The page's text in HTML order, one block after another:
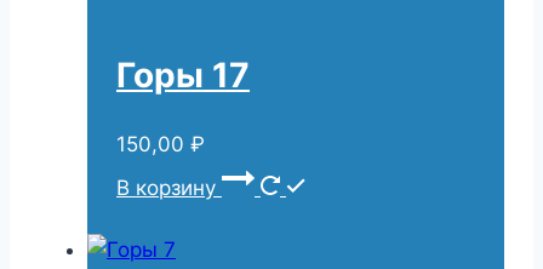
Горы 17
150,00 ₽
В корзину